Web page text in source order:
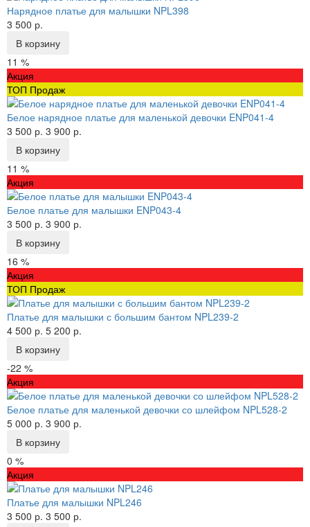
Нарядное платье для малышки NPL398
3 500 р.
В корзину
11 %
Акция
ТОП Продаж
Белое нарядное платье для маленькой девочки ENP041-4
3 500 р. 3 900 р.
В корзину
11 %
Акция
Белое платье для малышки ENP043-4
3 500 р. 3 900 р.
В корзину
16 %
Акция
ТОП Продаж
Платье для малышки с большим бантом NPL239-2
4 500 р. 5 200 р.
В корзину
-22 %
Акция
Белое платье для маленькой девочки со шлейфом NPL528-2
5 000 р. 3 900 р.
В корзину
0 %
Акция
Платье для малышки NPL246
3 500 р. 3 500 р.